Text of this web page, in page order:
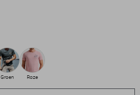
Groen Roze